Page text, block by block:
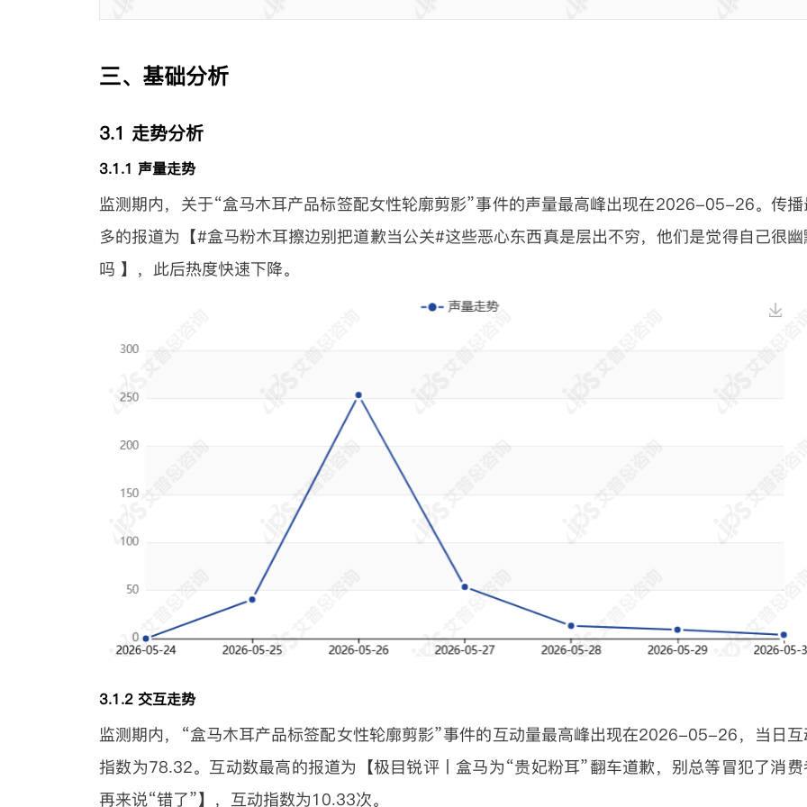
三、基础分析
3.1 走势分析
3.1.1 声量走势
监测期内，关于“盒马木耳产品标签配女性轮廓剪影”事件的声量最高峰出现在2026-05-26。传播
多的报道为【#盒马粉木耳擦边别把道歉当公关#这些恶心东西真是层出不穷，他们是觉得自己很
吗 】，此后热度快速下降。
3.1.2 交互走势
监测期内，“盒马木耳产品标签配女性轮廓剪影”事件的互动量最高峰出现在2026-05-26，当日
指数为78.32。互动数最高的报道为【极目锐评丨盒马为“贵妃粉耳”翻车道歉，别总等冒犯了消
再来说“错了”】，互动指数为10.33次。